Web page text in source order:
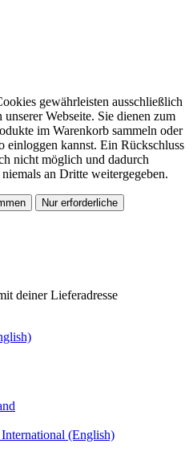
gewährleisten ausschließlich
Webseite. Sie dienen zum
im Warenkorb sammeln oder
einloggen kannst. Ein Rückschluss
nicht möglich und dadurch
an Dritte weitergegeben.
Nur erforderliche
deiner Lieferadresse
International (English)